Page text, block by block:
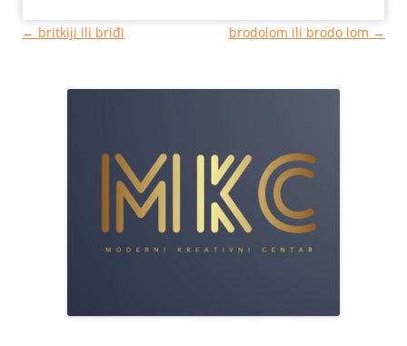
Кретање
← britkiji ili briđi brodolom ili brodo lom →